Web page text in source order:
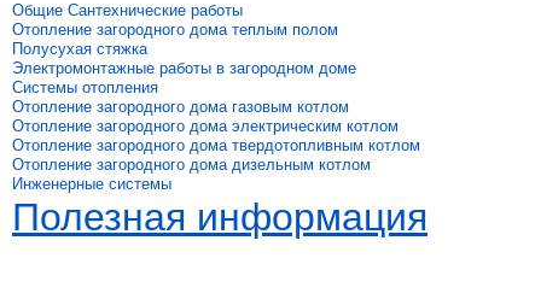
Общие Сантехнические работы
Отопление загородного дома теплым полом
Полусухая стяжка
Электромонтажные работы в загородном доме
Системы отопления
Отопление загородного дома газовым котлом
Отопление загородного дома электрическим котлом
Отопление загородного дома твердотопливным котлом
Отопление загородного дома дизельным котлом
Инженерные системы
Полезная информация